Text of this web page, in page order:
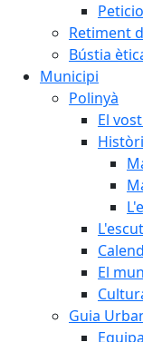
Retiment
Bústia
Municipi
Polinyà
El
L'escut
El
Guia